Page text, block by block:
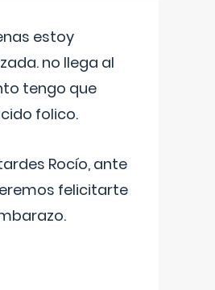
estoy
no llega al
tengo que
folico.
Rocío, ante
felicitarte